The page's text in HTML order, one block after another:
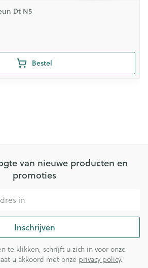
Dt N5
Bestel
van nieuwe producten en
promoties
Inschrijven
te klikken, schrijft u zich in voor onze
u akkoord met onze privacy policy.